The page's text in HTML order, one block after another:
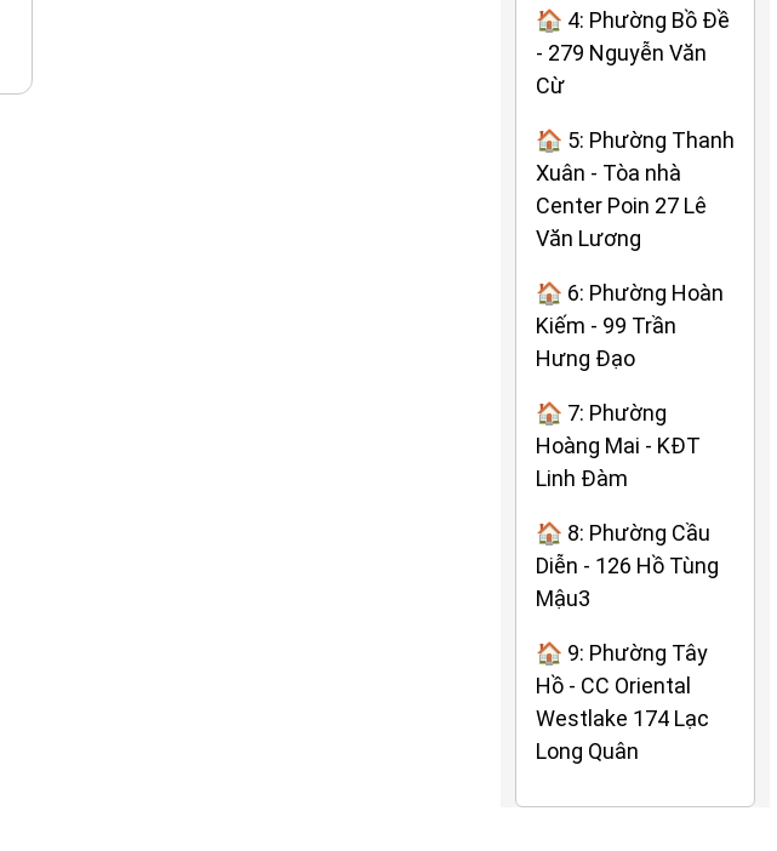
🏠 4: Phường Bồ Đề
- 279 Nguyễn Văn
Cừ
🏠 5: Phường Thanh
Xuân - Tòa nhà
Center Poin 27 Lê
Văn Lương
🏠 6: Phường Hoàn
Kiếm - 99 Trần
Hưng Đạo
🏠 7: Phường
Hoàng Mai - KĐT
Linh Đàm
🏠 8: Phường Cầu
Diễn - 126 Hồ Tùng
Mậu3
🏠 9: Phường Tây
Hồ - CC Oriental
Westlake 174 Lạc
Long Quân